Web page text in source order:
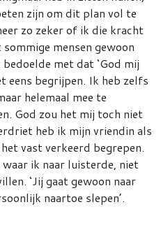
zijn om dit plan vol te
zo zeker of ik die kracht
mensen gewoon
met dat ‘God mij
eens begrijpen. Ik heb zelfs
helemaal mee te
God zou het mij toch niet
heb ik mijn vriendin als
vast verkeerd begrepen.
ik naar luisterde, niet
‘Jij gaat gewoon naar
naartoe slepen’.